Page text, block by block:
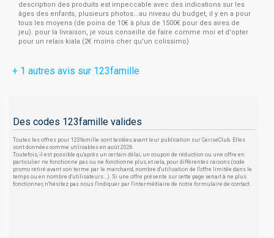
description des produits est impeccable avec des indications sur les
âges des enfants, plusieurs photos...au niveau du budget, il y en a pour
tous les moyens (de poins de 10€ à plus de 1500€ pour des aires de
jeu). pour la livraison, je vous conseille de faire comme moi et d'opter
pour un relais kiala (2€ moins cher qu'un colissimo)
+ 1 autres avis sur 123famille
Des codes 123famille valides
Toutes les offres pour 123famille sont testées avant leur publication sur CeriseClub. Elles
sont données comme utilisables en août 2026.
Toutefois, il est possible qu'après un certain délai, un coupon de réduction ou une offre en
particulier ne fonctionne pas ou ne fonctionne plus, et cela, pour différentes raisons (code
promo retiré avant son terme par le marchand, nombre d'utilisation de l'offre limitée dans le
temps ou en nombre d'utilisateurs...). Si une offre présente sur cette page venait à ne plus
fonctionner, n'hésitez pas nous l'indiquer par l'intermédiaire de notre formulaire de contact.